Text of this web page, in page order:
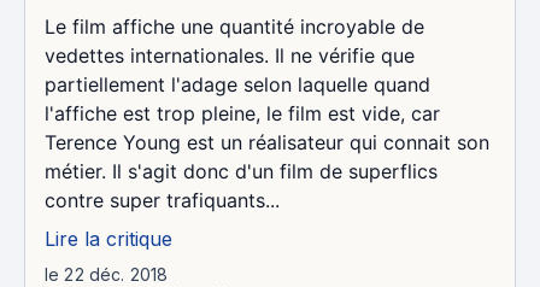
Le film affiche une quantité incroyable de
vedettes internationales. Il ne vérifie que
partiellement l'adage selon laquelle quand
l'affiche est trop pleine, le film est vide, car
Terence Young est un réalisateur qui connait son
métier. Il s'agit donc d'un film de superflics
contre super trafiquants...
Lire la critique
le 22 déc. 2018